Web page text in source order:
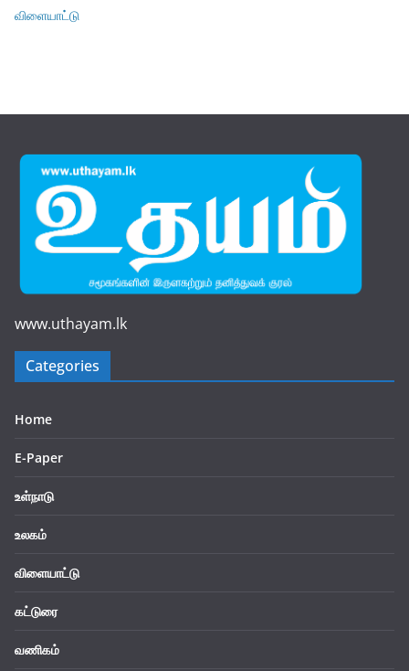
விளையாட்டு
www.uthayam.lk
Categories
Home
E-Paper
உள்நாடு
உலகம்
விளையாட்டு
கட்டுரை
வணிகம்